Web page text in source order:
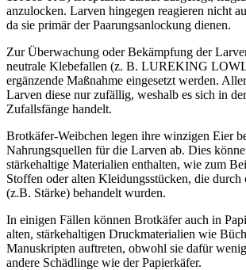
anzulocken. Larven hingegen reagieren nicht
da sie primär der Paarungsanlockung dienen.
Zur Überwachung oder Bekämpfung der
neutrale Klebefallen (z. B. LUREKING
ergänzende Maßnahme eingesetzt werden.
Larven diese nur zufällig, weshalb es sich in
Zufallsfänge handelt.
Brotkäfer-Weibchen legen ihre winzigen Eier
Nahrungsquellen für die Larven ab. Dies
stärkehaltige Materialien enthalten, wie zum
Stoffen oder alten Kleidungsstücken, die durch
(z.B. Stärke) behandelt wurden.
In einigen Fällen können Brotkäfer auch in
alten, stärkehaltigen Druckmaterialien wie
Manuskripten auftreten, obwohl sie dafür
andere Schädlinge wie der Papierkäfer.